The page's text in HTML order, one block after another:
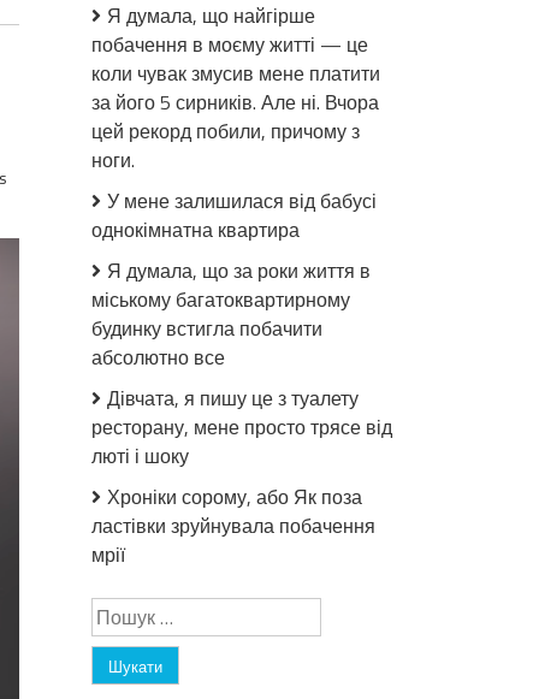
Я думала, що найгірше
побачення в моєму житті — це
коли чувак змусив мене платити
за його 5 сирників. Але ні. Вчора
цей рекорд побили, причому з
ноги.
У мене залишилася від бабусі
однокімнатна квартира
Я думала, що за роки життя в
міському багатоквартирному
будинку встигла побачити
абсолютно все
Дівчата, я пишу це з туалету
ресторану, мене просто трясе від
люті і шоку
Хроніки сорому, або Як поза
ластівки зруйнувала побачення
мрії
Пошук: